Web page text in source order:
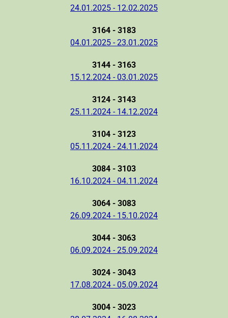
24.01.2025 - 12.02.2025
3164 - 3183
04.01.2025 - 23.01.2025
3144 - 3163
15.12.2024 - 03.01.2025
3124 - 3143
25.11.2024 - 14.12.2024
3104 - 3123
05.11.2024 - 24.11.2024
3084 - 3103
16.10.2024 - 04.11.2024
3064 - 3083
26.09.2024 - 15.10.2024
3044 - 3063
06.09.2024 - 25.09.2024
3024 - 3043
17.08.2024 - 05.09.2024
3004 - 3023